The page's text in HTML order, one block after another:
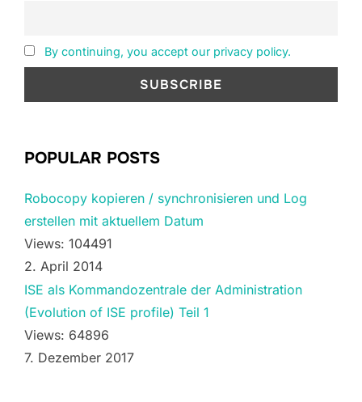
By continuing, you accept our privacy policy.
POPULAR POSTS
Robocopy kopieren / synchronisieren und Log
erstellen mit aktuellem Datum
Views: 104491
2. April 2014
ISE als Kommandozentrale der Administration
(Evolution of ISE profile) Teil 1
Views: 64896
7. Dezember 2017